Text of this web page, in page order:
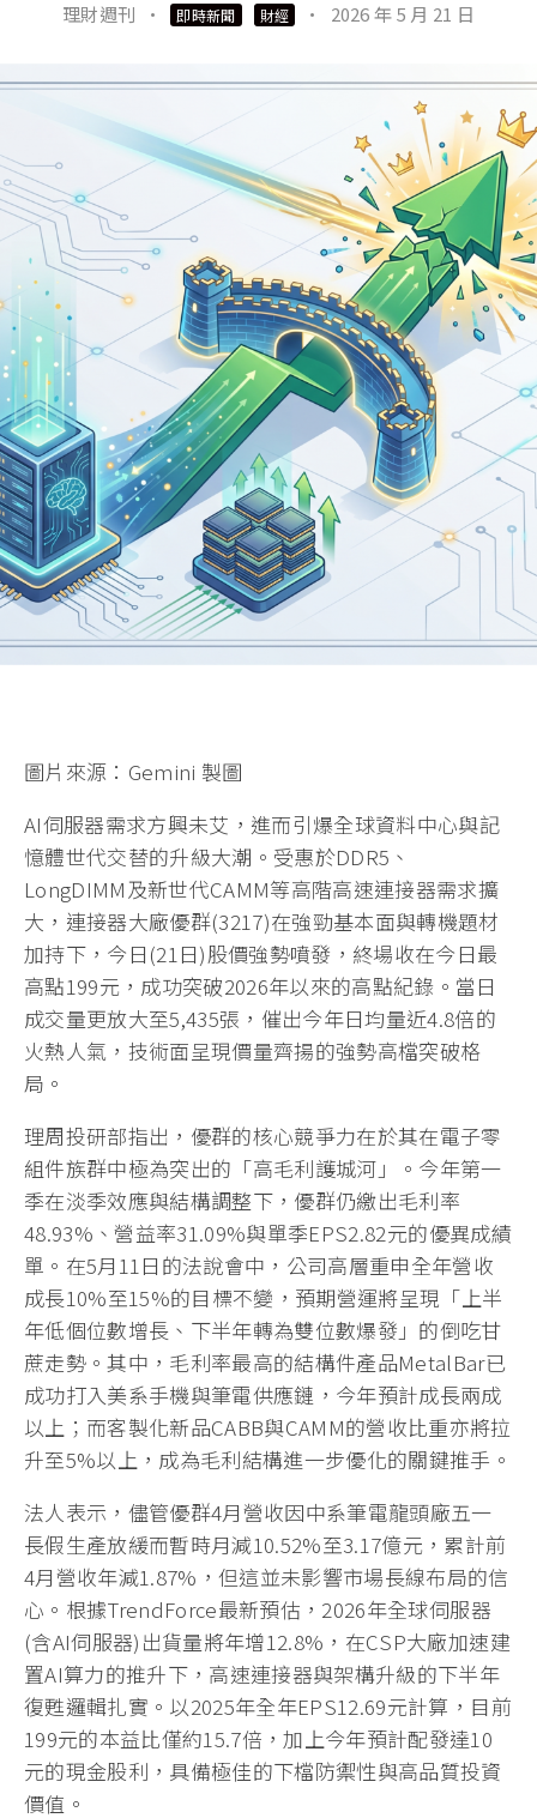
理財週刊 · 即時新聞 財經 · 2026 年 5 月 21 日
AI伺服器需求方興未艾，進而引爆全球資料中心與記
憶體世代交替的升級大潮。受惠於DDR5、
LongDIMM及新世代CAMM等高階高速連接器需求擴
大，連接器大廠優群(3217)在強勁基本面與轉機題材
加持下，今日(21日)股價強勢噴發，終場收在今日最
高點199元，成功突破2026年以來的高點紀錄。當日
成交量更放大至5,435張，催出今年日均量近4.8倍的
火熱人氣，技術面呈現價量齊揚的強勢高檔突破格
局。
理周投研部指出，優群的核心競爭力在於其在電子零
組件族群中極為突出的「高毛利護城河」。今年第一
季在淡季效應與結構調整下，優群仍繳出毛利率
48.93%、營益率31.09%與單季EPS2.82元的優異成績
單。在5月11日的法說會中，公司高層重申全年營收
成長10%至15%的目標不變，預期營運將呈現「上半
年低個位數增長、下半年轉為雙位數爆發」的倒吃甘
蔗走勢。其中，毛利率最高的結構件產品MetalBar已
成功打入美系手機與筆電供應鏈，今年預計成長兩成
以上；而客製化新品CABB與CAMM的營收比重亦將拉
升至5%以上，成為毛利結構進一步優化的關鍵推手。